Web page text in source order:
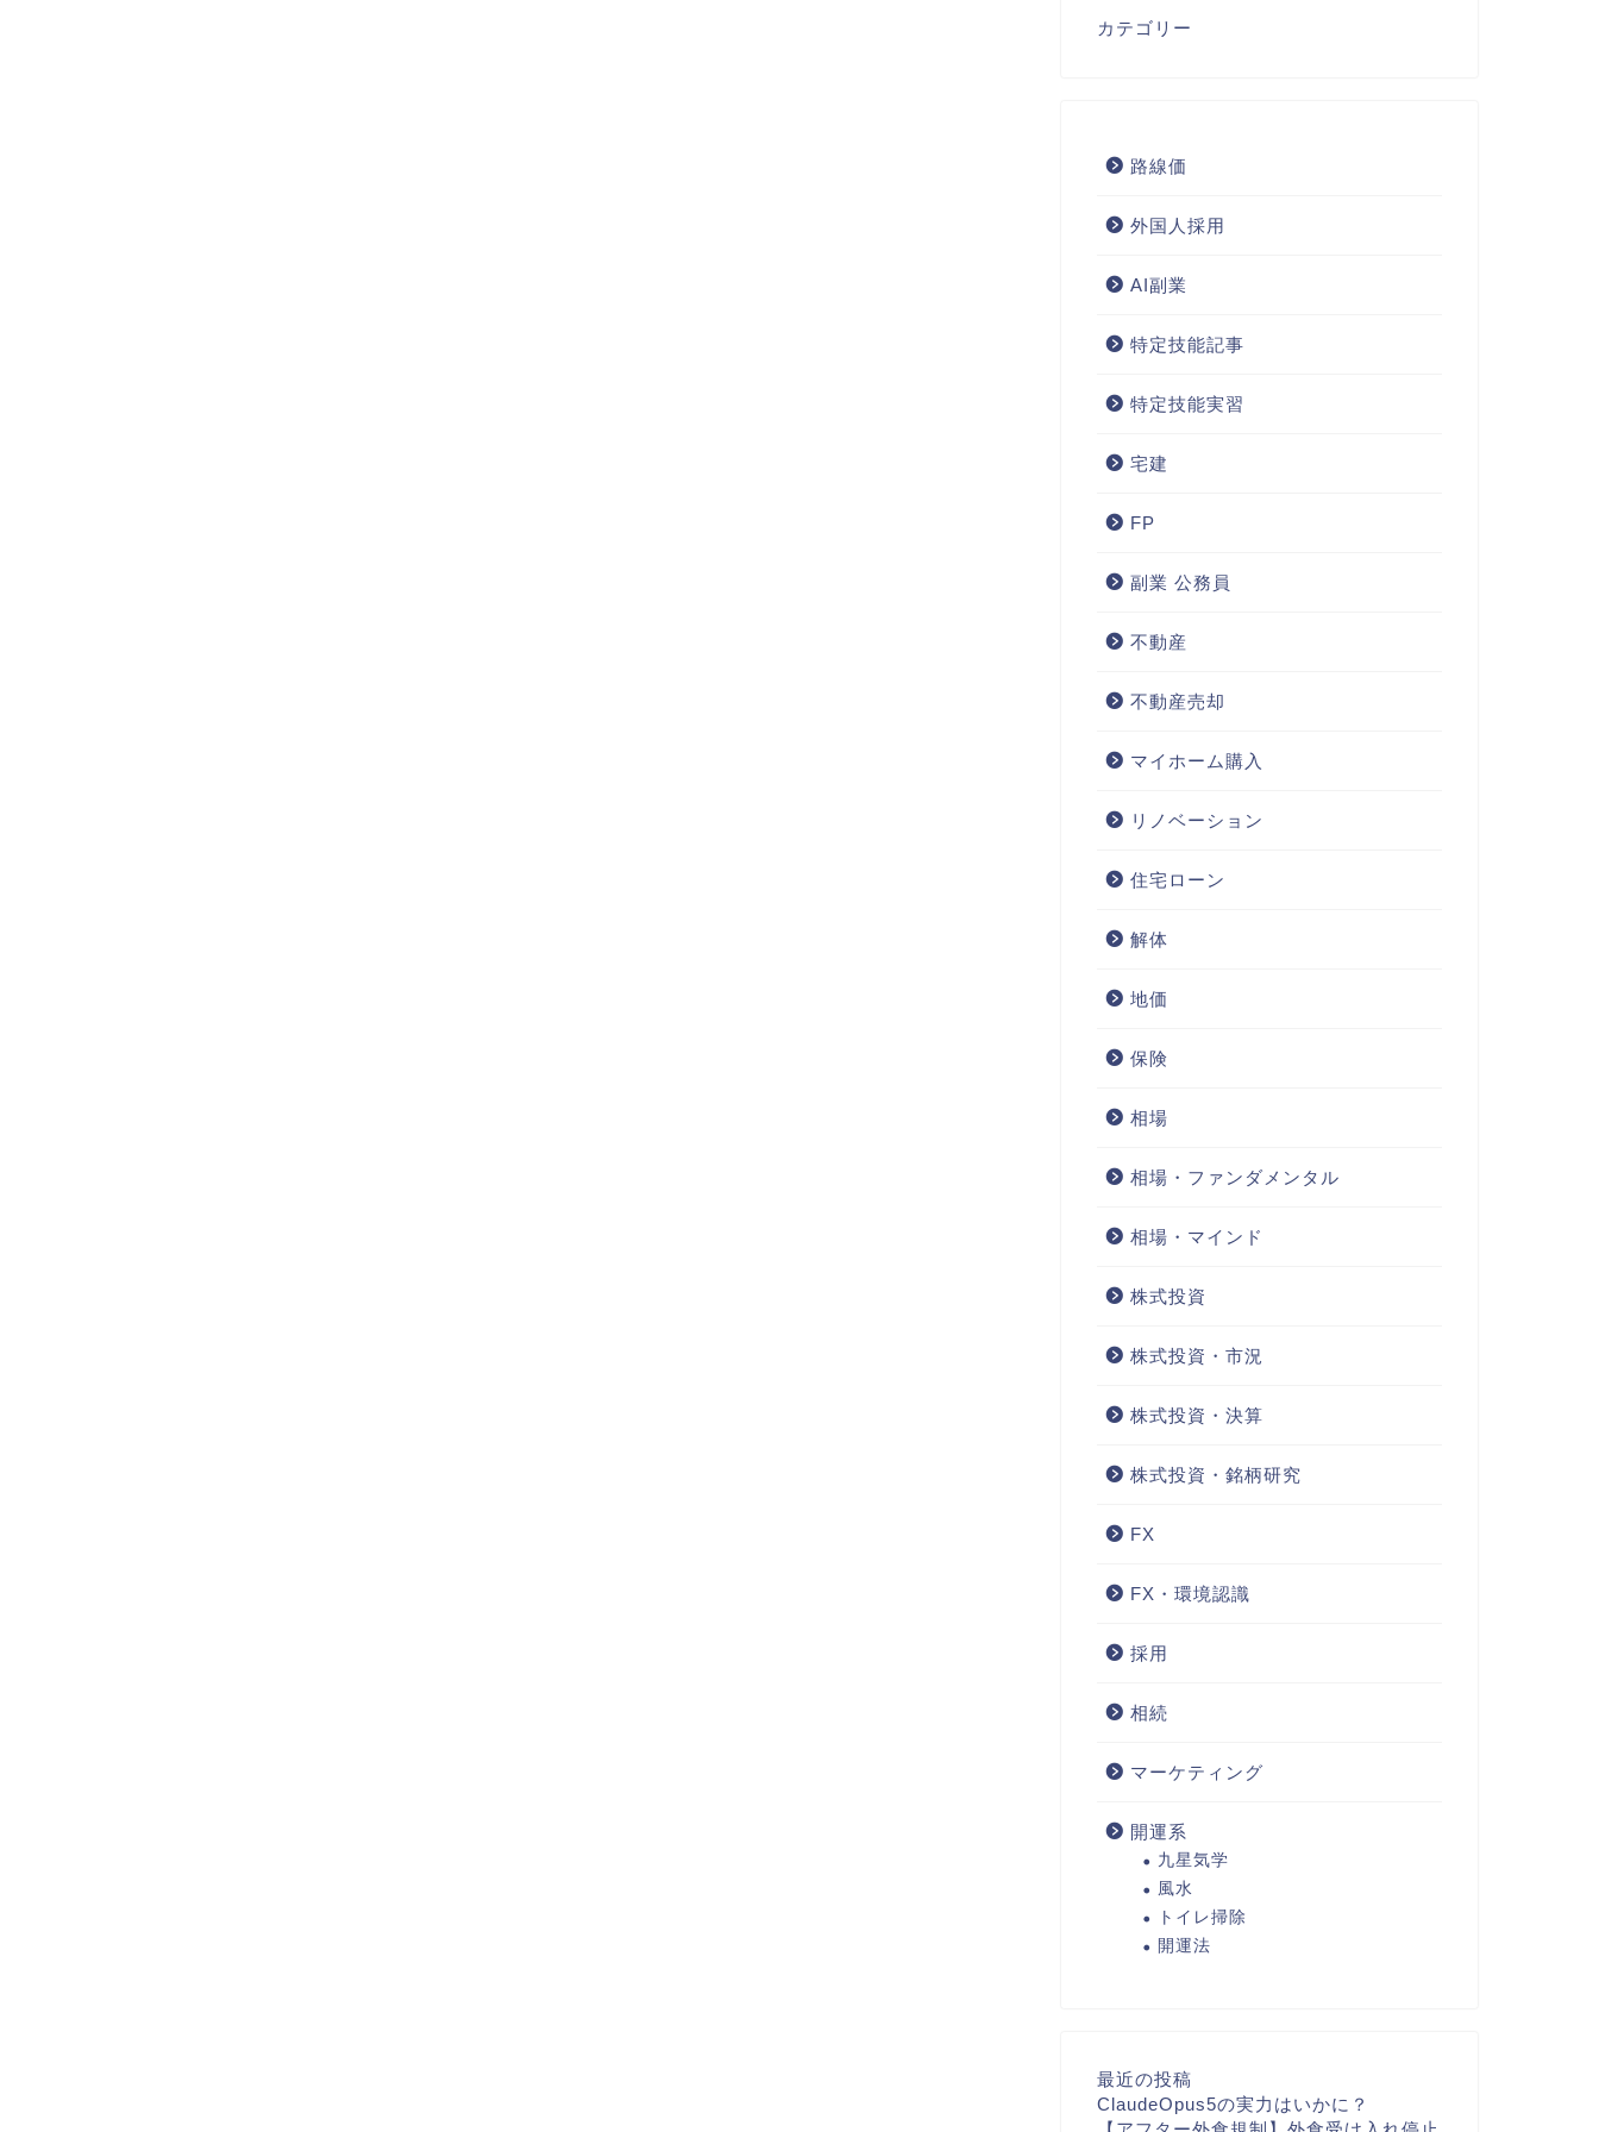
カテゴリー
路線価
外国人採用
AI副業
特定技能記事
特定技能実習
宅建
FP
副業 公務員
不動産
不動産売却
マイホーム購入
リノベーション
住宅ローン
解体
地価
保険
相場
相場・ファンダメンタル
相場・マインド
株式投資
株式投資・市況
株式投資・決算
株式投資・銘柄研究
FX
FX・環境認識
採用
相続
マーケティング
開運系
九星気学
風水
トイレ掃除
開運法
最近の投稿
ClaudeOpus5の実力はいかに？